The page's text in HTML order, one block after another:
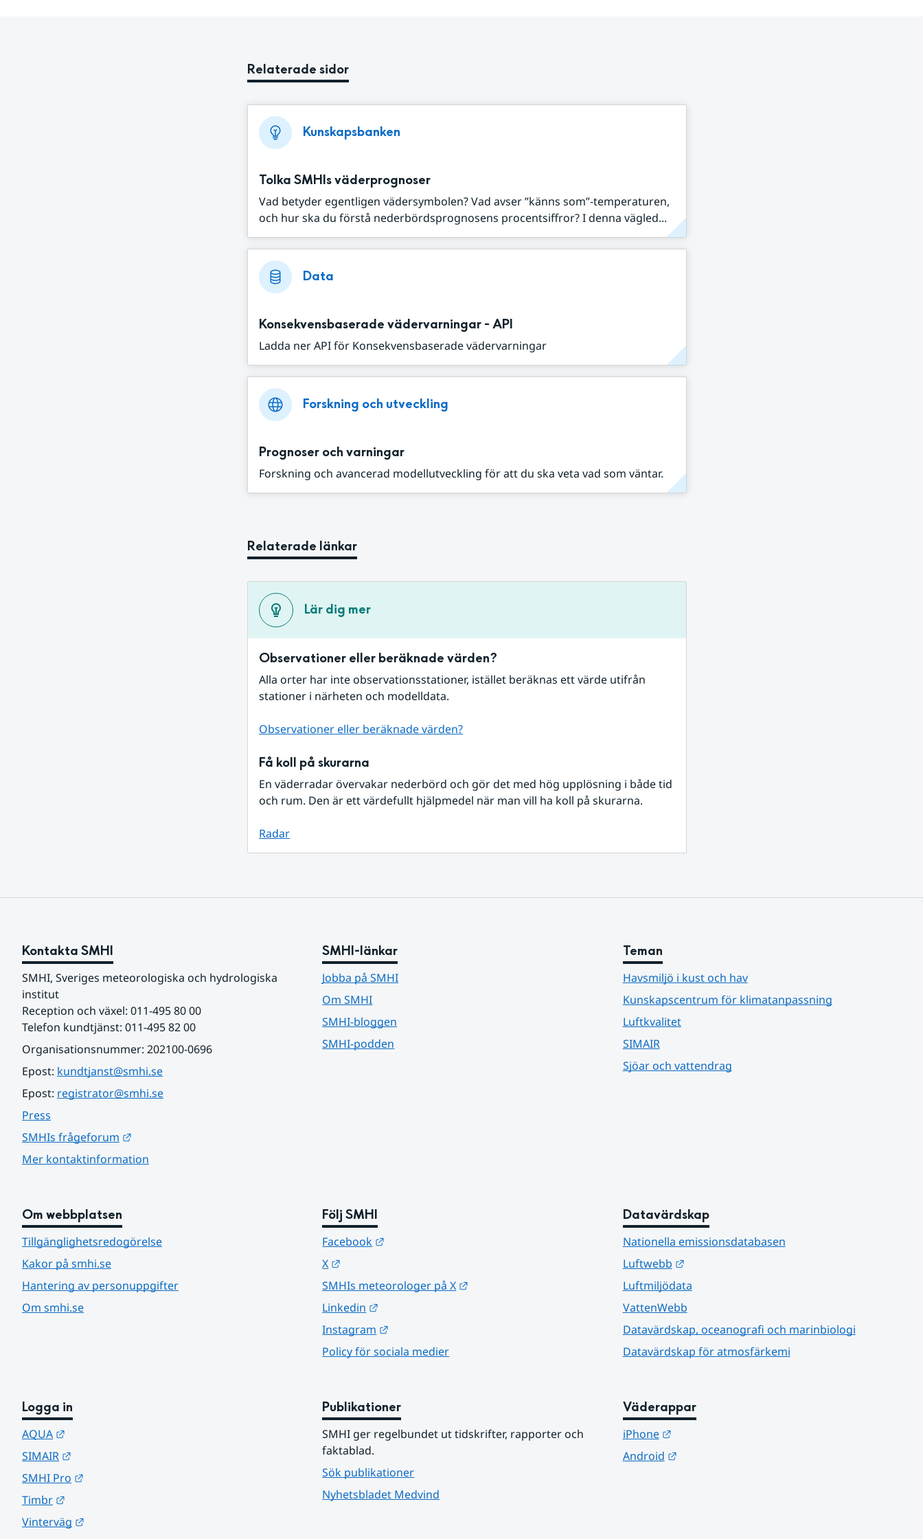
Relaterade sidor
Kunskapsbanken
Tolka SMHIs väderprognoser
Vad betyder egentligen vädersymbolen? Vad avser ”känns som”-temperaturen,
och hur ska du förstå nederbördsprognosens procentsiffror? I denna vägled...
Data
Konsekvensbaserade vädervarningar - API
Ladda ner API för Konsekvensbaserade vädervarningar
Forskning och utveckling
Prognoser och varningar
Forskning och avancerad modellutveckling för att du ska veta vad som väntar.
Relaterade länkar
Lär dig mer
Observationer eller beräknade värden?
Alla orter har inte observationsstationer, istället beräknas ett värde utifrån
stationer i närheten och modelldata.
Observationer eller beräknade värden?
Få koll på skurarna
En väderradar övervakar nederbörd och gör det med hög upplösning i både tid
och rum. Den är ett värdefullt hjälpmedel när man vill ha koll på skurarna.
Radar
Kontakta SMHI
SMHI, Sveriges meteorologiska och hydrologiska
institut
Reception och växel: 011-495 80 00
Telefon kundtjänst: 011-495 82 00
Organisationsnummer: 202100-0696
Epost: kundtjanst@smhi.se
Epost: registrator@smhi.se
Press
SMHIs frågeforum
Mer kontaktinformation
SMHI-länkar
Jobba på SMHI
Om SMHI
SMHI-bloggen
SMHI-podden
Teman
Havsmiljö i kust och hav
Kunskapscentrum för klimatanpassning
Luftkvalitet
SIMAIR
Sjöar och vattendrag
Om webbplatsen
Tillgänglighetsredogörelse
Kakor på smhi.se
Hantering av personuppgifter
Om smhi.se
Följ SMHI
Facebook
X
SMHIs meteorologer på X
Linkedin
Instagram
Policy för sociala medier
Datavärdskap
Nationella emissionsdatabasen
Luftwebb
Länk till annan webbplats.
Luftmiljödata
VattenWebb
Datavärdskap, oceanografi och marinbiologi
Datavärdskap för atmosfärkemi
Logga in
AQUA
SIMAIR
SMHI Pro
Timbr
Vinterväg
Publikationer
SMHI ger regelbundet ut tidskrifter, rapporter och
faktablad.
Sök publikationer
Nyhetsbladet Medvind
Väderappar
iPhone
Länk till annan webbplats.
Android
Länk till annan webbplats.